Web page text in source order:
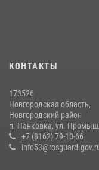
КОНТАКТЫ
173526
Новгородская область,
Новгородский район
п. Панковка, ул.
+7 (8162) 79-10-66